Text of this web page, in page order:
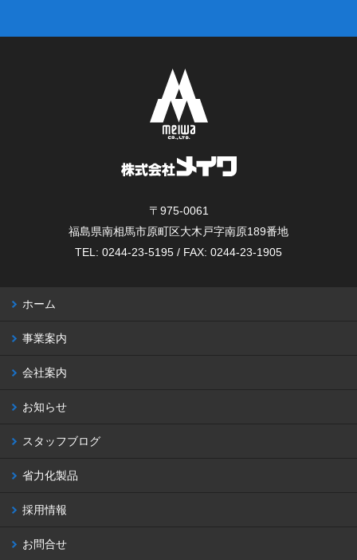
〒975-0061
福島県南相馬市原町区大木戸字南原189番地
TEL: 0244-23-5195 / FAX: 0244-23-1905
ホーム
事業案内
会社案内
お知らせ
スタッフブログ
省力化製品
採用情報
お問合せ